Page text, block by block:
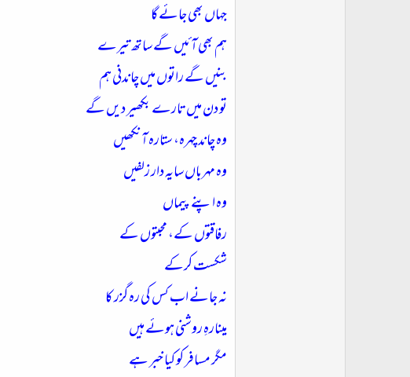
جہاں بھي جائے گا
ہم بھي آئيں گے ساتھ تيرے
بنيں گے راتوں ميں چاندني ہم
تو دن ميں تارے بکھير ديں گے
وہ چاند چہرہ، ستارہ آنکھيں
وہ مہرباں سايہ دار زلفيں
وہ اپنے پيماں
رفاقتوں کے، محبتوں کے
شکست کرکے
نہ جانے اب کس کي رہ گزر کا
مينارہِ روشني ہوئے ہيں
مگر مسافر کو کيا خبر ہے